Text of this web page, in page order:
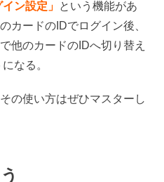
ン設定」 という機能があ
カードのIDでログイン後、
他のカードのIDへ切り替え
なる。
の使い方はぜひマスターし